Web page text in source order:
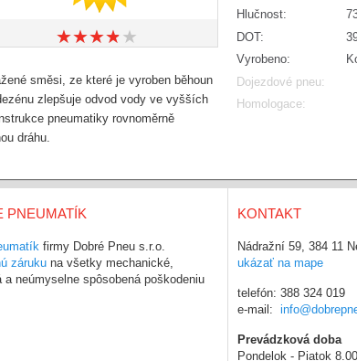
★★★★★
★★★★★
směsi, ze které je vyroben běhoun
zlepšuje odvod vody ve vyšších
pneumatiky rovnoměrně
dráhu.
Hlučnost:
DOT:
Vyrobeno:
Dojezdové pneu:
Homologace:
PNEUMATÍK
firmy Dobré Pneu s.r.o.
záruku na všetky mechanické,
a neúmyselne spôsobená poškodeniu
KONTAKT
Nádražní 59, 384 11
ukázať na mape
telefón: 388 324 019
e-mail:
Prevádzková doba
Pondelok - Piatok